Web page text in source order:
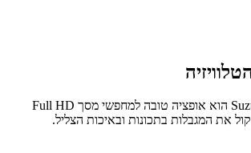
ה-Suzuki Energy SE-60 הוא אופציה טובה למחפשי מסך Full HD
את המגבלות בתכונות ובאיכות הצליל.